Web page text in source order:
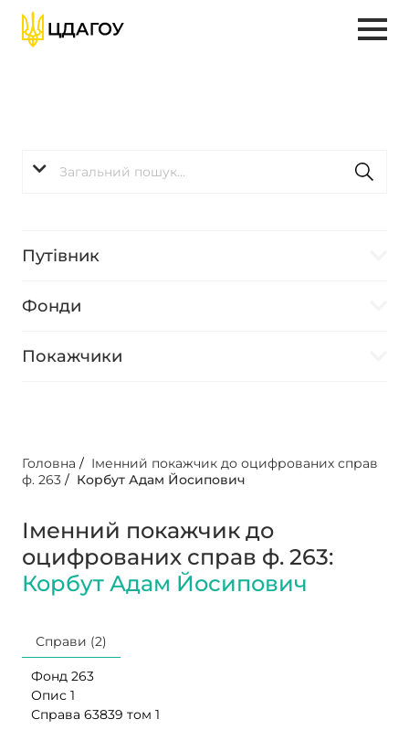
Путівник
Фонди
Покажчики
Головна / Іменний покажчик до оцифрованих справ
ф. 263 / Корбут Адам Йосипович
Іменний покажчик до
оцифрованих справ ф. 263:
Корбут Адам Йосипович
Справи (2)
Фонд 263
Опис 1
Справа 63839 том 1